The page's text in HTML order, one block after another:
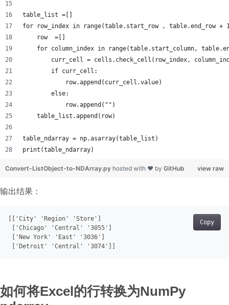
table_list =[]
for row_index in range(table.start_row , table.end_row +
    row  =[]
for column_index in range(table.start_column,
curr_cell = cells.check_cell(row_index,
        if curr_cell:
            row.append(curr_cell.value)
        else:
            row.append("")
    table_list.append(row)
table_ndarray = np.asarray(table_list)
print(table_ndarray)
view raw
Convert-ListObject-to-NDArray.py hosted with ❤ by GitHub
输出结果：
Copy
'City' 'Region' 'Store'
'Chicago' 'Central' '3055'
'New York' 'East' '3036'
'Detroit' 'Central' '3074'
如何将Excel的行转换为NumPy